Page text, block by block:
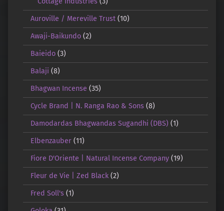
Auroville / Mereville Trust(10)
Awaji-Baikundo(2)
Baieido(3)
Balaji (8)
Bhagwan Incense (35)
Cycle Brand | N. Ranga Rao & Sons(8)
Damodardas Bhagwandas Sugandhi (DBS) (1)
Elbenzauber(11)
Fiore D'Oriente | Natural Incense Company(19)
Fleur de Vie | Zed Black(2)
Fred Soll's(1)